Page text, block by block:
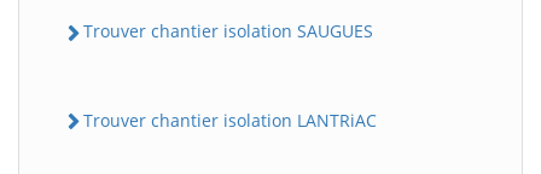
Trouver chantier isolation SAUGUES
Trouver chantier isolation LANTRiAC